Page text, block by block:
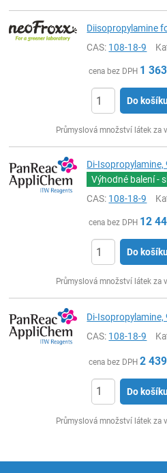
Diisopropylamine
CAS: 108-18-9
cena bez DPH 1
Do košíku
Průmyslová množství látek za
Di-Isopropylamine,
Výhodné balení -
CAS: 108-18-9
cena bez DPH 12
Do košíku
Průmyslová množství látek za
Di-Isopropylamine,
CAS: 108-18-9
cena bez DPH 2
Do košíku
Průmyslová množství látek za